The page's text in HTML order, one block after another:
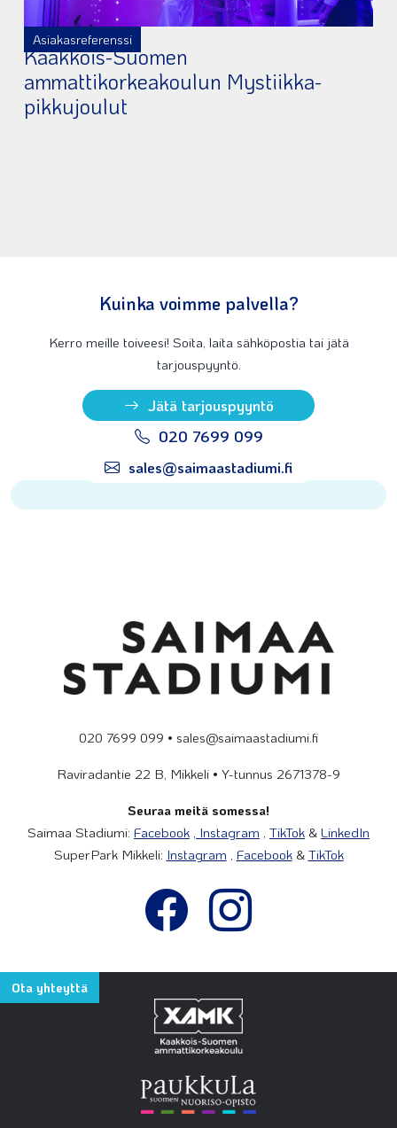
Asiakasreferenssi
Kaakkois-Suomen
ammattikorkeakoulun Mystiikka-
pikkujoulut
Kuinka voimme palvella?
Kerro meille toiveesi! Soita, laita sähköpostia tai jätä
tarjouspyyntö.
Jätä tarjouspyyntö
020 7699 099
sales@saimaastadiumi.fi
020 7699 099 • sales@saimaastadiumi.fi
Raviradantie 22 B, Mikkeli • Y-tunnus 2671378-9
Seuraa meitä somessa!
Saimaa Stadiumi: Facebook , Instagram , TikTok & LinkedIn
SuperPark Mikkeli: Instagram , Facebook& TikTok
Ota yhteyttä